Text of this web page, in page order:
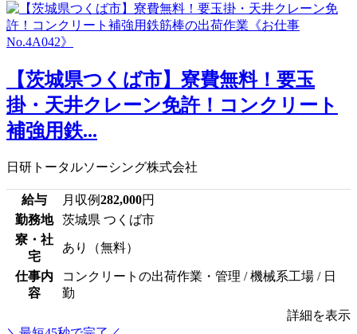
【茨城県つくば市】寮費無料！要玉
掛・天井クレーン免許！コンクリート
補強用鉄...
日研トータルソーシング株式会社
給与 月収例282,000円
勤務地
茨城県 つくば市
寮・社
宅
あり（無料）
仕事内
容
コンクリートの出荷作業・管理 / 機械系工場 / 日
勤
詳細を表示